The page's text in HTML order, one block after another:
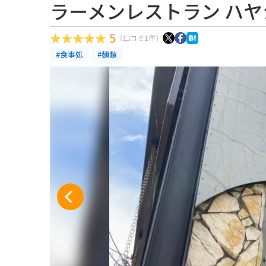
ラーメンレストラン ハ
5 （口コミ1件）
#食事処 #麺類